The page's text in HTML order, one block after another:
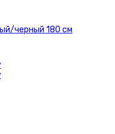
черный 180 см